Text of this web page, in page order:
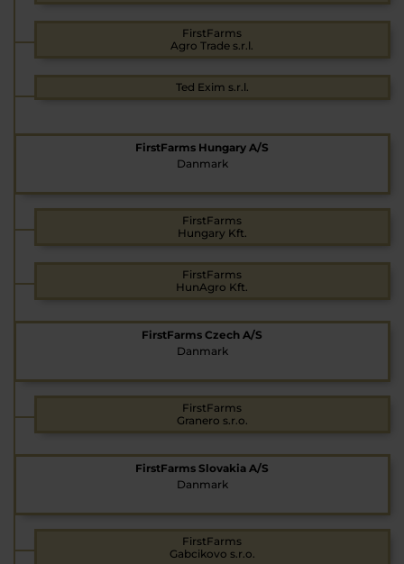
FirstFarms
Agro Trade s.r.l.
Ted Exim s.r.l.
FirstFarms Hungary A/S
Danmark
FirstFarms
Hungary Kft.
FirstFarms
HunAgro Kft.
FirstFarms Czech A/S
Danmark
FirstFarms
Granero s.r.o.
FirstFarms Slovakia A/S
Danmark
FirstFarms
Gabcikovo s.r.o.